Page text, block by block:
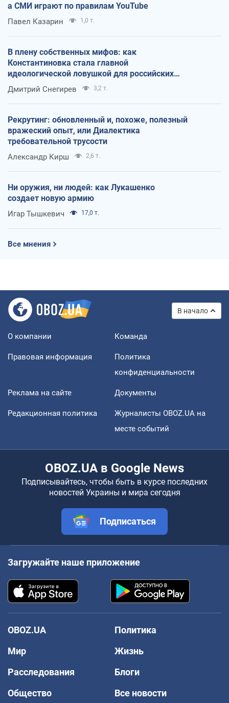
а СМИ играют по правилам YouTube
Павел Казарин 1,0 т.
В плену собственных мифов: как
Константиновка стала главной
идеологической ловушкой для российских
оккупантов
Дмитрий Снегирев 3,2 т.
Рекрутинг: обновленный и, похоже, полезный
вражеский опыт, или Диалектика
требовательной трусости
Александр Кирш 2,6 т.
Ни оружия, ни людей: как Лукашенко
создает новую армию
Игар Тышкевич 17,0 т.
Все мнения
В начало
О компании Команда
Правовая информация
Политика
конфиденциальности
Реклама на сайте Документы
Редакционная политика
Журналисты OBOZ.UA на
месте событий
OBOZ.UA в Google News
Подписывайтесь, чтобы быть в курсе последних
новостей Украины и мира сегодня
Подписаться
Загружайте наше приложение
OBOZ.UA
Политика
Мир
Жизнь
Расследования
Блоги
Общество
Все новости